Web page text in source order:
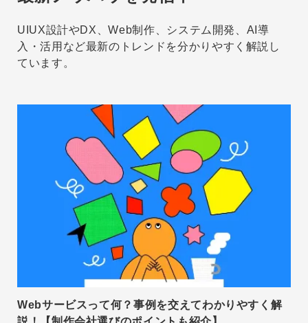
UIUX設計やDX、Web制作、システム開発、AI導
入・活用など最新のトレンドを分かりやすく解説し
ています。
Webサービスって何？事例を交えてわかりやすく解